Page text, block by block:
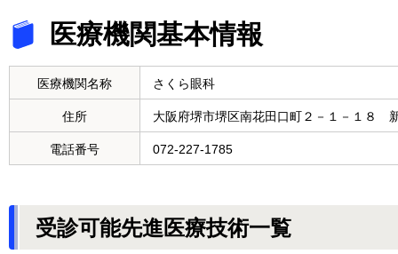
医療機関基本情報
医療機関名称 さくら眼科
住所 大阪府堺市堺区南花田口町２－１－１８
電話番号 072-227-1785
受診可能先進医療技術一覧